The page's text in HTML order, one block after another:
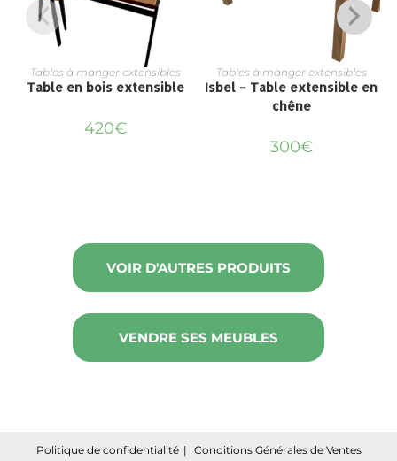
Tables à manger extensibles
Table en bois extensible
420€
Tables à manger extensibles
Isbel – Table extensible en
chêne
300€
VOIR D'AUTRES PRODUITS
VENDRE SES MEUBLES
Politique de confidentialité Conditions Générales de Ventes